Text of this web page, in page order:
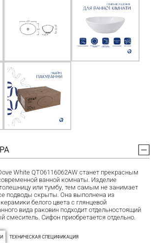
White QT06116062AW станет прекрасным
ванной комнаты. Изделие
или тумбу, тем самым не занимает
подводы скрыты. Она выполнена из
белого цвета с глянцевой
вида раковин подходит отдельностоящий
смеситель. Сифон приобретается отдельно.
ТЕХНИЧЕСКАЯ СПЕЦИФИКАЦИЯ